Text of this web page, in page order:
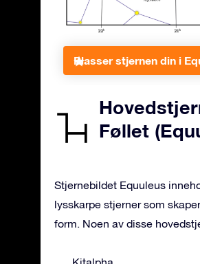
Plasser stjernen din i
Føllet
Stjernebildet Equuleus
lysskarpe stjerner som
form. Noen av disse